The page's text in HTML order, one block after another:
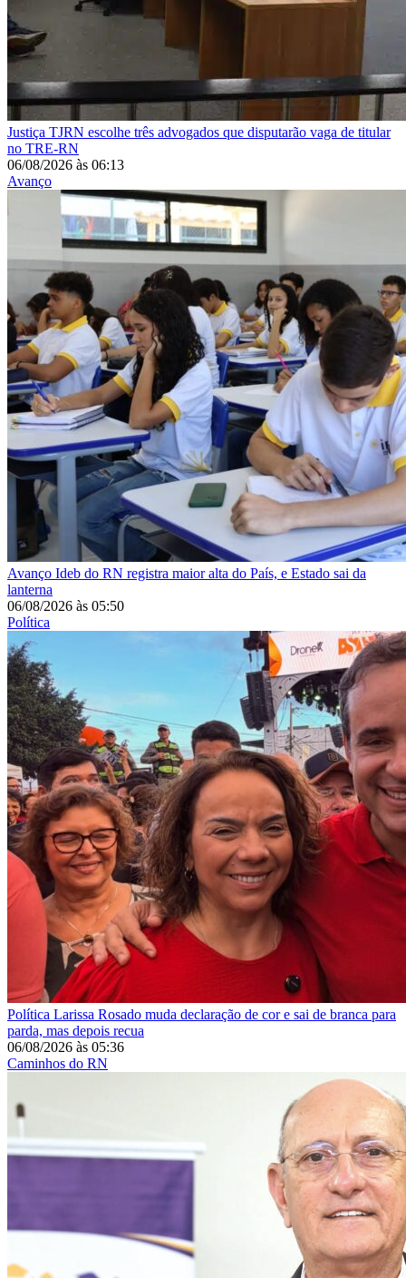
Justiça TJRN escolhe três advogados que disputarão vaga de titular
no TRE-RN
06/08/2026 às 06:13
Avanço
Avanço Ideb do RN registra maior alta do País, e Estado sai da
lanterna
06/08/2026 às 05:50
Política
Política Larissa Rosado muda declaração de cor e sai de branca para
parda, mas depois recua
06/08/2026 às 05:36
Caminhos do RN